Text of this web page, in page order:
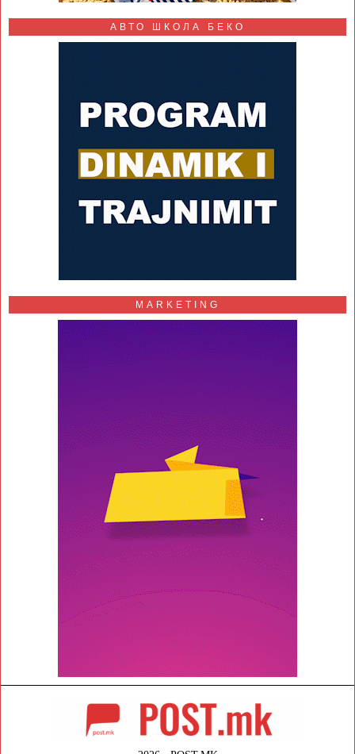
АВТО ШКОЛА БЕКО
MARKETING